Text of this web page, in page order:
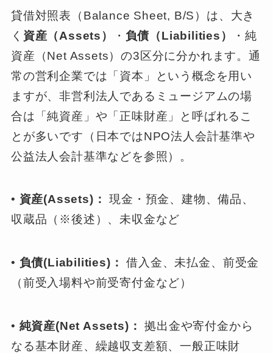
貸借対照表（Balance Sheet, B/S）は、大き
く 資産（Assets） ・ 負債（Liabilities）
・純
資産（Net Assets）の3区分に分かれます。通
常の営利企業では「資本」という概念を用い
ますが、非営利法人であるミュージアムの場
合は「純資産」や「正味財産」と呼ばれるこ
とが多いです（日本ではNPO法人会計基準や
公益法人会計基準などを参照）。
• 資産(Assets)：
現金・預金、建物、備品、
収蔵品（※後述）、未収金など
• 負債(Liabilities)：
借入金、未払金、前受金
（前受入場料や前受寄付金など）
• 純資産(Net Assets)：
拠出金や寄付金から
なる基本財産、繰越収支差額、一般正味財